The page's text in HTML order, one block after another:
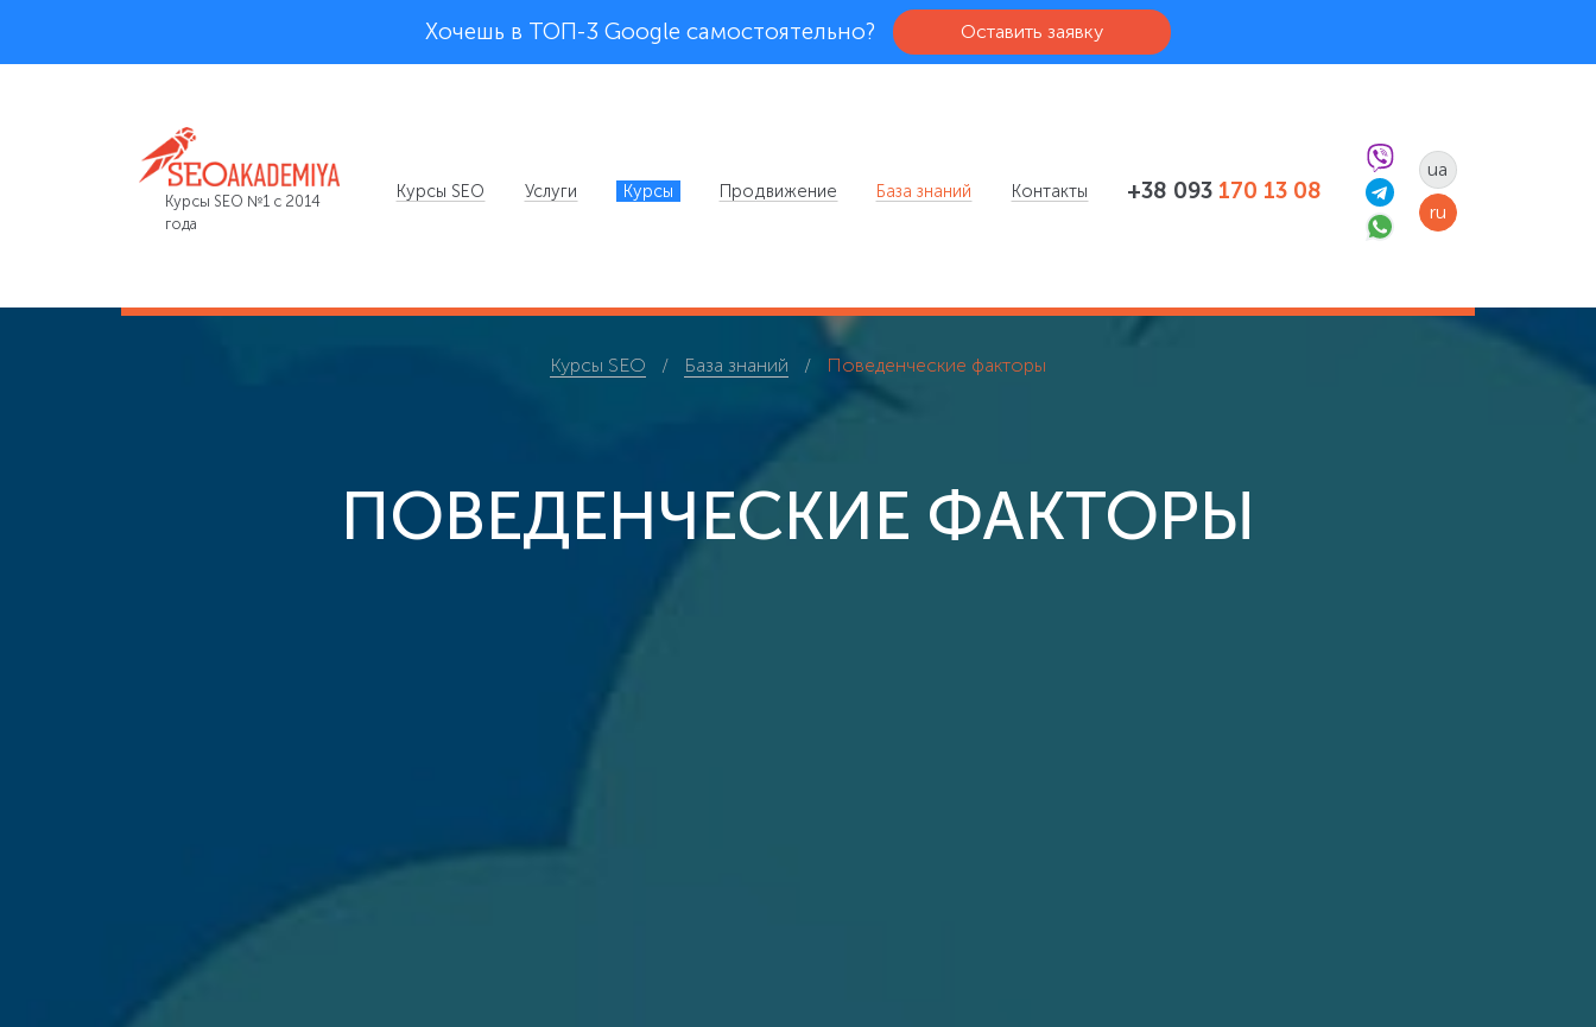
Хочешь в ТОП-3 Google самостоятельно? Оставить заявку
Курсы SEO №1 с 2014
года
Курсы SEO Услуги Курсы Продвижение База знаний Контакты +38 093 170 13 08
ua
ru
Курсы SEO База знаний Поведенческие факторы
ПОВЕДЕНЧЕСКИЕ ФАКТОРЫ